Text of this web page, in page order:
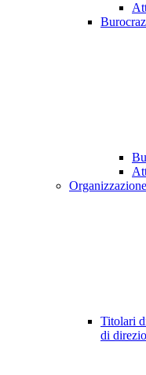
Organizzazione
Titolari
di